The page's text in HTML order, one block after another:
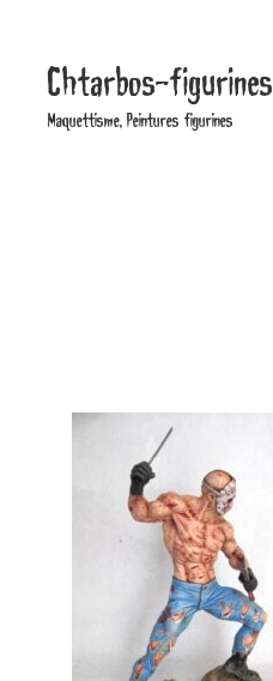
Chtarbos-figurines
Maquettisme, Peintures figurines